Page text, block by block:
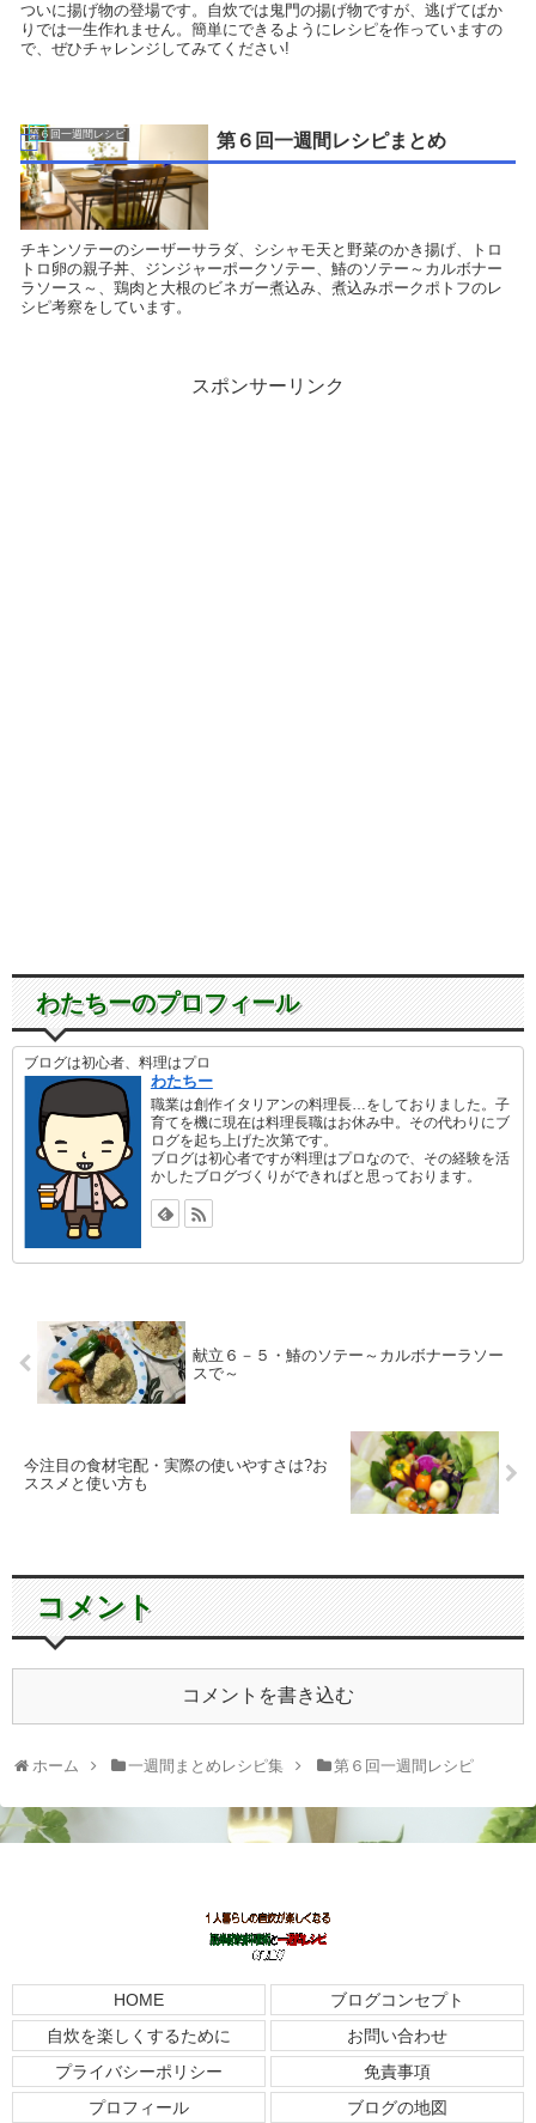
ついに揚げ物の登場です。自炊では鬼門の揚げ物ですが、逃げてばか
りでは一生作れません。簡単にできるようにレシピを作っていますの
で、ぜひチャレンジしてみてください!
第６回一週間レシピ 第６回一週間レシピまとめ
チキンソテーのシーザーサラダ、シシャモ天と野菜のかき揚げ、トロ
トロ卵の親子丼、ジンジャーポークソテー、鰆のソテー～カルボナー
ラソース～、鶏肉と大根のビネガー煮込み、煮込みポークポトフのレ
シピ考察をしています。
スポンサーリンク
わたちーのプロフィール
ブログは初心者、料理はプロ
わたちー
職業は創作イタリアンの料理長…をしておりました。子
育てを機に現在は料理長職はお休み中。その代わりにブ
ログを起ち上げた次第です。
ブログは初心者ですが料理はプロなので、その経験を活
かしたブログづくりができればと思っております。
献立６－５・鰆のソテー～カルボナーラソー
スで～
今注目の食材宅配・実際の使いやすさは?お
ススメと使い方も
コメント
コメントを書き込む
ホーム 一週間まとめレシピ集 第６回一週間レシピ
HOME
ブログコンセプト
自炊を楽しくするために
お問い合わせ
プライバシーポリシー
免責事項
プロフィール
ブログの地図